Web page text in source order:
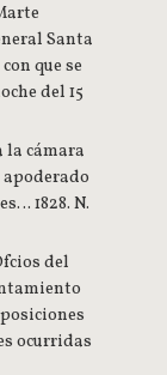
Santa
que se
del 15
la cámara
1828. N.
del
ocurridas